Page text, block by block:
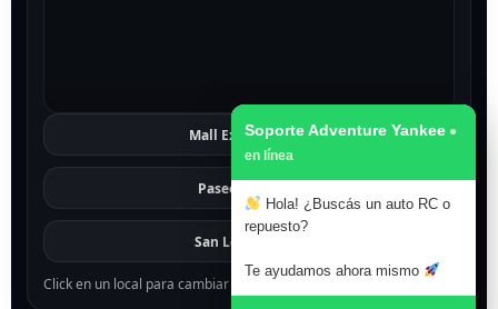
Mall Excelsior Ver
Paseo 1811
San Lorenzo
Click en un local para cambiar el mapa.
Soporte Adventure Yankee
Hola! ¿Buscás un auto RC o
repuesto?
Te ayudamos ahora mismo